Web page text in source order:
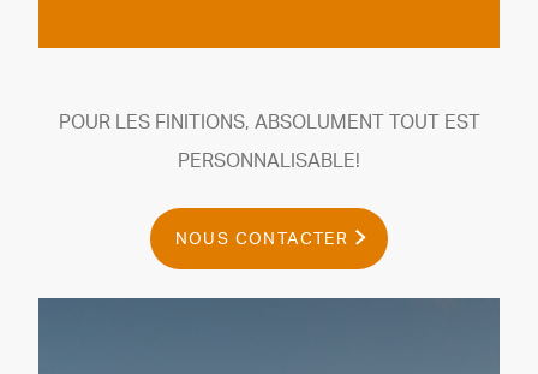
POUR LES FINITIONS, ABSOLUMENT TOUT EST
PERSONNALISABLE!
NOUS CONTACTER